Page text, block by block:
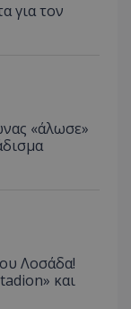
για τον
«άλωσε»
Λοσάδα!
και